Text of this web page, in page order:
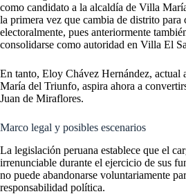
como candidato a la alcaldía de Villa
la primera vez que cambia de distrito para
electoralmente, pues anteriormente
consolidarse como autoridad en Villa El
En tanto, Eloy Chávez Hernández, actual
María del Triunfo, aspira ahora a
Juan de Miraflores.
Marco legal y posibles escenarios
La legislación peruana establece que el
irrenunciable durante el ejercicio de sus
no puede abandonarse voluntariamente
responsabilidad política.